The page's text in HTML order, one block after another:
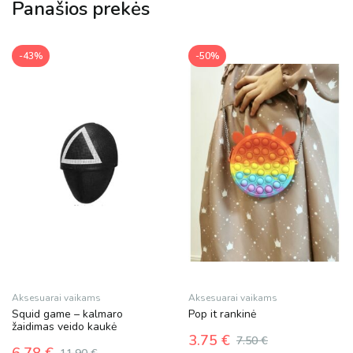
options
page
Panašios prekės
-43%
Aksesuarai vaikams
Squid game – kalmaro
žaidimas veido kaukė
-50%
Aksesuarai vaikams
Pop it rankinė
7.50€
3.75 €